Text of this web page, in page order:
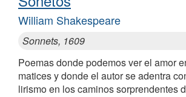
William Shakespeare
Sonnets, 1609
Poemas donde podemos ver el amor
matices y donde el autor se adentra
lirismo en los caminos sorprendentes